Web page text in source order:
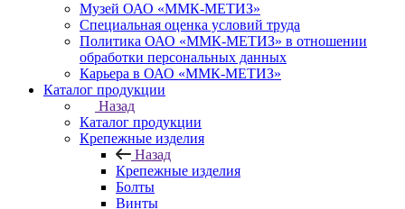
Музей ОАО «ММК-МЕТИЗ»
Специальная оценка условий труда
Политика ОАО «ММК-МЕТИЗ» в отношении
обработки персональных данных
Карьера в ОАО «ММК-МЕТИЗ»
Каталог продукции
Назад
Каталог продукции
Крепежные изделия
Назад
Крепежные изделия
Болты
Винты